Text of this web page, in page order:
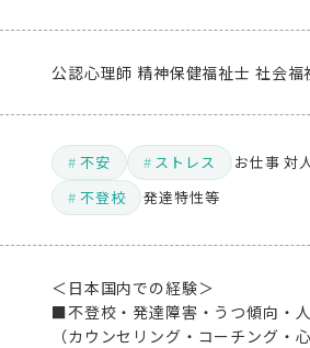
公認心理師 精神保健福祉士 社会福
不安 ストレス お仕事 対
不登校
発達特性等
＜日本国内での経験＞
■不登校・発達障害・うつ傾向・
（カウンセリング・コーチング・